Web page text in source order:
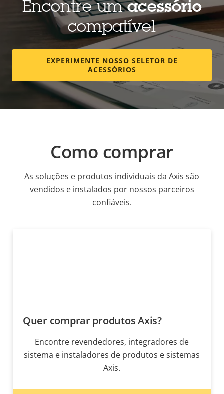
Encontre umacessório
compatível
EXPERIMENTE NOSSO SELETOR DE
ACESSÓRIOS
Como comprar
As soluções e produtos individuais da Axis são
vendidos e instalados por nossos parceiros
confiáveis.
Quer comprar produtos Axis?
Encontre revendedores, integradores de
sistema e instaladores de produtos e sistemas
Axis.